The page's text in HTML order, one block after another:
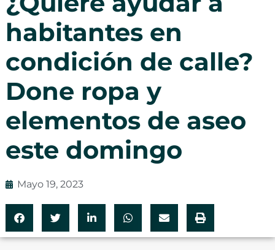
habitantes en
condición de calle?
Done ropa y
elementos de aseo
este domingo
Mayo 19, 2023